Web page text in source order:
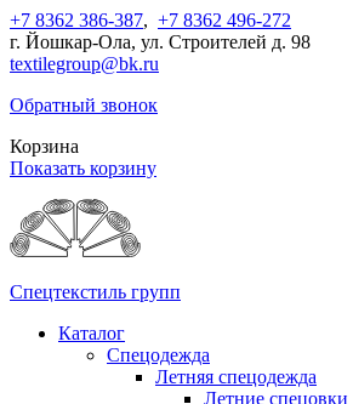
+7 8362 386-387, +7 8362 496-272
г. Йошкар-Ола, ул. Строителей д. 98
textilegroup@bk.ru
Обратный звонок
Корзина
Показать корзину
Спецтекстиль групп
Каталог
Спецодежда
Летняя спецодежда
Летние спецовки